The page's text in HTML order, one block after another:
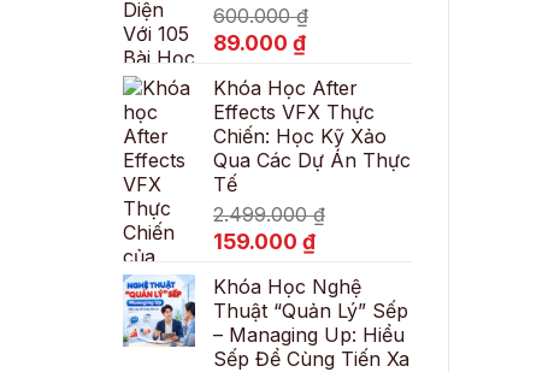
600.000₫
Giá
là:
600.000 ₫.
89.000 ₫Giá
tại
là:
89.000 ₫.
Khóa Học After
Effects VFX Thực
Chiến: Học Kỹ Xảo
Qua Các Dự Án Thực
Tế
2.499.000₫
Giá
là:
2.499.000 ₫.
159.000 ₫Giá
tại
là:
159.000 ₫.
Khóa Học Nghệ
Thuật “Quản Lý” Sếp
– Managing Up: Hiểu
Sếp Để Cùng Tiến Xa